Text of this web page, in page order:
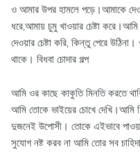
ও আমার উপর হামলে পড়ে।আমাকে
ধরে,আমায় চুমু খাওয়ার চেষ্টা
দেওয়ার চেষ্টা করি, কিন্তু পেরে
থাকে। বিধবা চোদার গল্প
আমি ওর কাছে কাকুতি মিনতি করতে
আমি তোকে ভাইয়ের চোখে
দুজনেই উপোসী। তোকে এইভাবে
সুযোগ নষ্ট করব না আমি তোর সব